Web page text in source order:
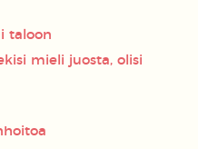
taloon
mieli juosta, olisi